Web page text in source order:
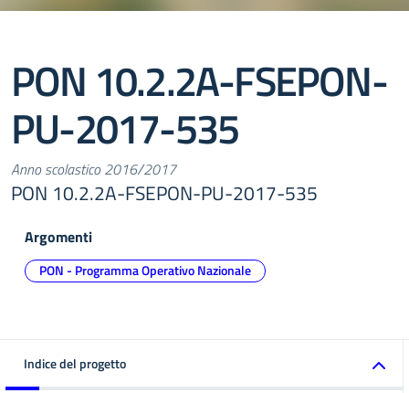
PON 10.2.2A-FSEPON-
PU-2017-535
Anno scolastico 2016/2017
PON 10.2.2A-FSEPON-PU-2017-535
Argomenti
PON - Programma Operativo Nazionale
Indice del progetto